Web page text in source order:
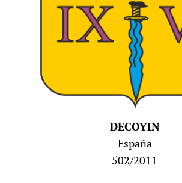
DECOYIN
España
502/2011